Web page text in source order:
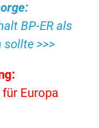
BP-ER als
>>>
Europa